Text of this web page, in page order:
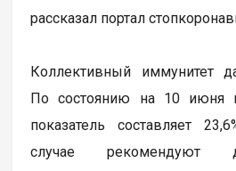
рассказал портал
Коллективный иммунитет
По состоянию на 10 июня
показатель составляет
случае рекомендуют